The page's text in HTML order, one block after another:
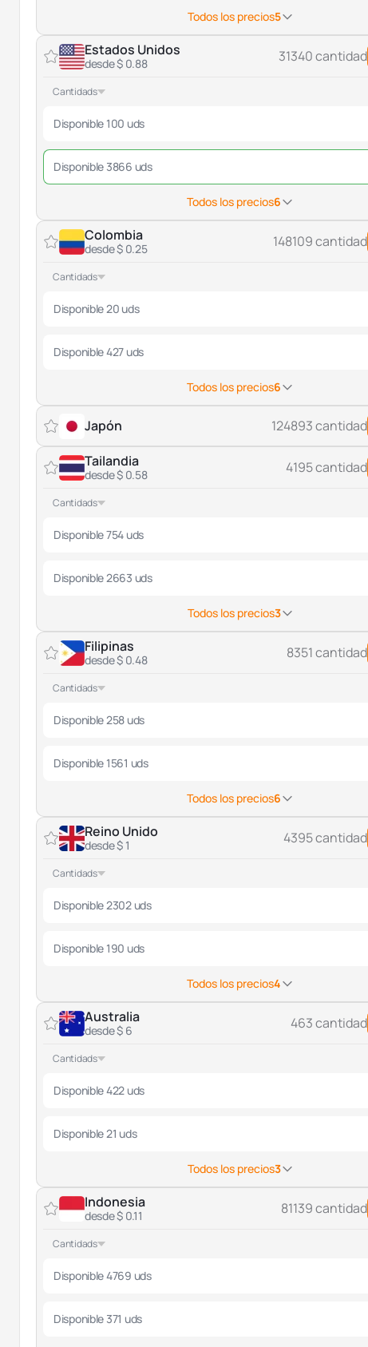
Todos los precios5
Estados Unidos
desde $ 0.88 31340 cantidad
Cantidads
Disponible 100 uds
Disponible 3866 uds
Todos los precios6
Colombia
desde $ 0.25 148109 cantidad
Cantidads
Disponible 20 uds
Disponible 427 uds
Todos los precios6
Japón 124893 cantidad
Tailandia
desde $ 0.58 4195 cantidad
Cantidads
Disponible 754 uds
Disponible 2663 uds
Todos los precios3
Filipinas
desde $ 0.48 8351 cantidad
Cantidads
Disponible 258 uds
Disponible 1561 uds
Todos los precios6
Reino Unido
desde $ 1 4395 cantidad
Cantidads
Disponible 2302 uds
Disponible 190 uds
Todos los precios4
Australia
desde $ 6 463 cantidad
Cantidads
Disponible 422 uds
Disponible 21 uds
Todos los precios3
Indonesia
desde $ 0.11 81139 cantidad
Cantidads
Disponible 4769 uds
Disponible 371 uds